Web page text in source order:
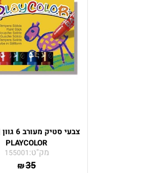
PLAYCOLOR
מק"ט:155001
₪35